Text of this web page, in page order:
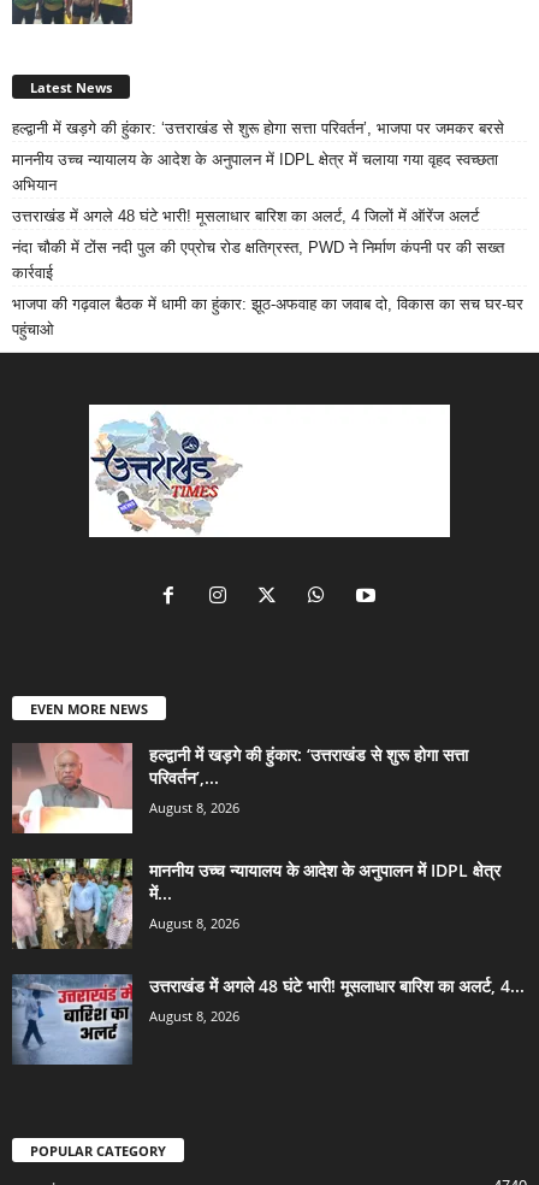
Latest News
हल्द्वानी में खड़गे की हुंकार: ‘उत्तराखंड से शुरू होगा सत्ता परिवर्तन’, भाजपा पर जमकर बरसे
माननीय उच्च न्यायालय के आदेश के अनुपालन में IDPL क्षेत्र में चलाया गया वृहद स्वच्छता
अभियान
उत्तराखंड में अगले 48 घंटे भारी! मूसलाधार बारिश का अलर्ट, 4 जिलों में ऑरेंज अलर्ट
नंदा चौकी में टोंस नदी पुल की एप्रोच रोड क्षतिग्रस्त, PWD ने निर्माण कंपनी पर की सख्त
कार्रवाई
भाजपा की गढ़वाल बैठक में धामी का हुंकार: झूठ-अफवाह का जवाब दो, विकास का सच घर-घर
पहुंचाओ
EVEN MORE NEWS
हल्द्वानी में खड़गे की हुंकार: ‘उत्तराखंड से शुरू होगा सत्ता
परिवर्तन’,...
August 8, 2026
माननीय उच्च न्यायालय के आदेश के अनुपालन में IDPL क्षेत्र
में...
August 8, 2026
उत्तराखंड में अगले 48 घंटे भारी! मूसलाधार बारिश का अलर्ट, 4...
August 8, 2026
POPULAR CATEGORY